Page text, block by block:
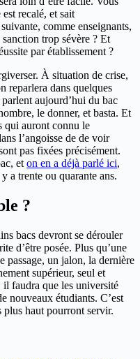
recalé, et sait
comme enseignants,
trop sévère ? Et
par établissement ?
À situation de crise,
reparlera dans quelques
aujourd’hui du bac
le donner, et basta. Et
qui auront connu le
l’angoisse de de voir
pas fixées précisément.
et on en a déjà parlé ici,
a trente ou quarante ans.
?
bacs devront se dérouler
d’être posée. Plus qu’une
passage, un jalon, la dernière
supérieur, seul et
faudra que les université
nouveaux étudiants. C’est
plus haut pourront servir.